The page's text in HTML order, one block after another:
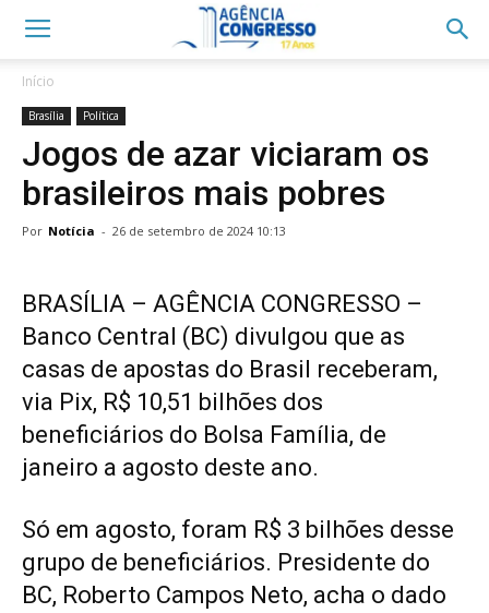
Início
Brasília Política
Jogos de azar viciaram os
brasileiros mais pobres
Por Notícia - 26 de setembro de 2024 10:13
BRASÍLIA – AGÊNCIA CONGRESSO –
Banco Central (BC) divulgou que as
casas de apostas do Brasil receberam,
via Pix, R$ 10,51 bilhões dos
beneficiários do Bolsa Família, de
janeiro a agosto deste ano.
Só em agosto, foram R$ 3 bilhões desse
grupo de beneficiários. Presidente do
BC, Roberto Campos Neto, acha o dado